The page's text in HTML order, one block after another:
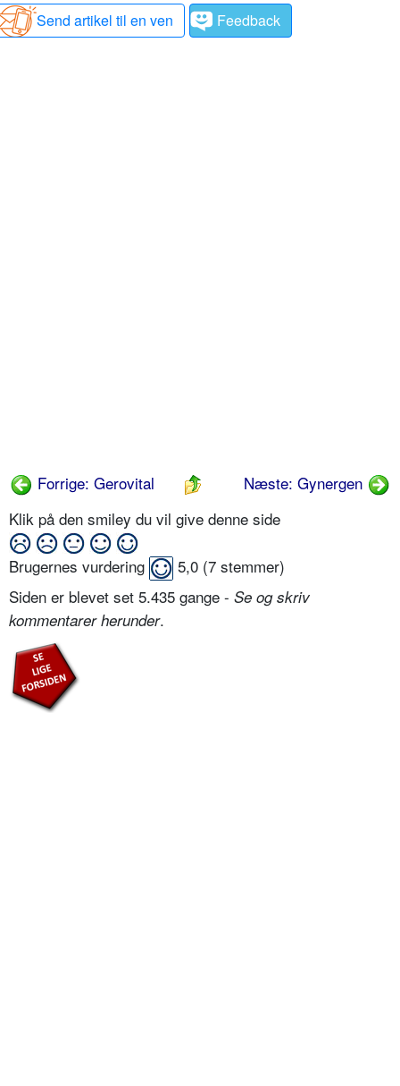
Send artikel til en ven
Feedback
Forrige: Gerovital
Næste: Gynergen
Klik på den smiley du vil give denne side
Brugernes vurdering 5,0 (7 stemmer)
Siden er blevet set 5.435 gange - Se og skriv
kommentarer herunder.